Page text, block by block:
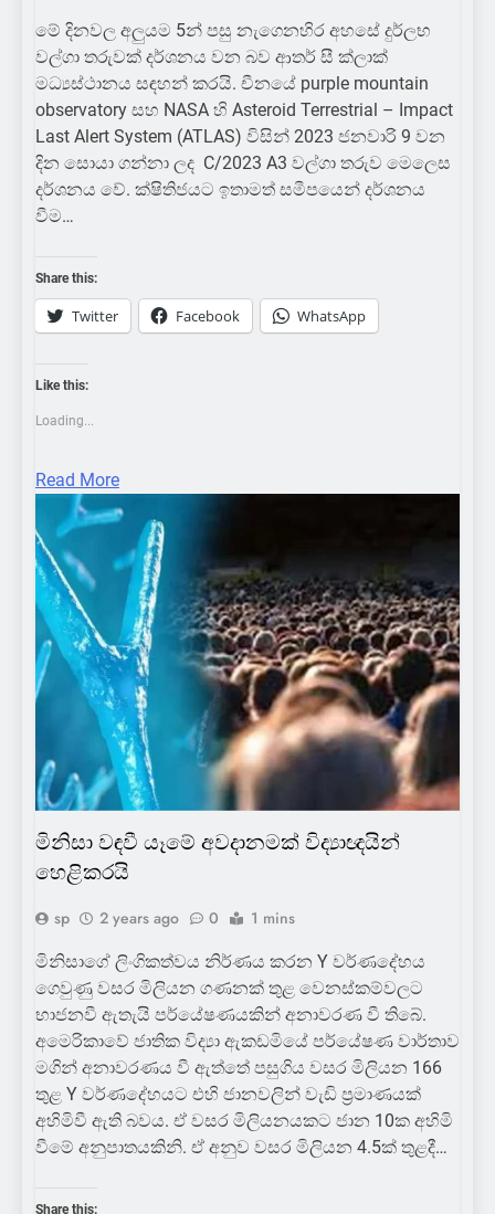
මේ දිනවල අලුයම 5න් පසු නැගෙනහිර අහසේ දුර්ලභ
වල්ගා තරුවක් දර්ශනය වන බව ආතර් සී ක්ලාක්
මධ්‍යස්ථානය සඳහන් කරයි. චීනයේ purple mountain
observatory සහ NASA හි Asteroid Terrestrial – Impact
Last Alert System (ATLAS) විසින්‌ 2023 ජනවාරි 9 වන
දින සොයා ගන්නා ලද C/2023 A3 වල්ගා තරුව මෙලෙස
දර්ශනය වේ. ක්ෂිතිජයට ඉතාමත්‌ සමීපයෙන්‌ දර්ශනය
වීම…
Share this:
Twitter Facebook WhatsApp
Like this:
Loading...
Read More
COLOMBOBUZZ
WORLD
මිනිසා වඳවී යෑමේ අවදානමක් විද්‍යාඥයින්
හෙළිකරයි
sp 2 years ago 0 1 mins
මිනිසාගේ ලිංගිකත්වය නිර්ණය කරන Y වර්ණදේහය
ගෙවුණු වසර මිලියන ගණනක් තුළ වෙනස්කම්වලට
භාජනවී ඇතැයි පර්යේෂණයකින් අනාවරණ වී තිබේ.
අමෙරිකාවේ ජාතික විද්‍යා ඇකඩමියේ පර්යේෂණ වාර්තාව
මගින් අනාවරණය වී ඇත්තේ පසුගිය වසර මිලියන 166
තුළ Y වර්ණදේහයට එහි ජානවලින් වැඩි ප්‍රමාණයක්
අහිමිවී ඇති බවය. ඒ වසර මිලියනයකට ජාන 10ක අහිමි
වීමේ අනුපාතයකිනි. ඒ අනුව වසර මිලියන 4.5ක් තුළදී…
Share this: